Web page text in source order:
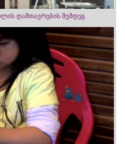
დამთავრების შემდეგ